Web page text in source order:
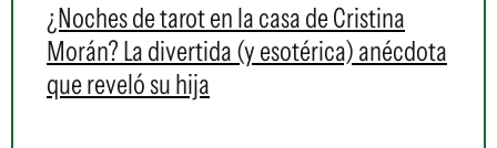
¿Noches de tarot en la casa de Cristina
Morán? La divertida (y esotérica) anécdota
que reveló su hija